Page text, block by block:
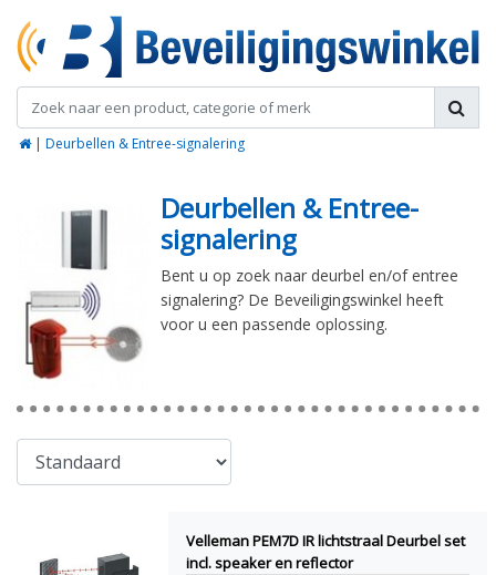
| Deurbellen & Entree-signalering
Deurbellen & Entree-
signalering
Bent u op zoek naar deurbel en/of entree
signalering? De Beveiligingswinkel heeft
voor u een passende oplossing.
Velleman PEM7D IR lichtstraal Deurbel set
incl. speaker en reflector